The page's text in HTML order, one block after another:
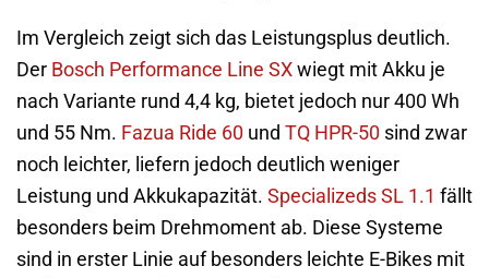
Im Vergleich zeigt sich das Leistungsplus deutlich.
Der Bosch Performance Line SX wiegt mit Akku je
nach Variante rund 4,4 kg, bietet jedoch nur 400 Wh
und 55 Nm. Fazua Ride 60 und TQ HPR-50 sind zwar
noch leichter, liefern jedoch deutlich weniger
Leistung und Akkukapazität. Specializeds SL 1.1 fällt
besonders beim Drehmoment ab. Diese Systeme
sind in erster Linie auf besonders leichte E-Bikes mit